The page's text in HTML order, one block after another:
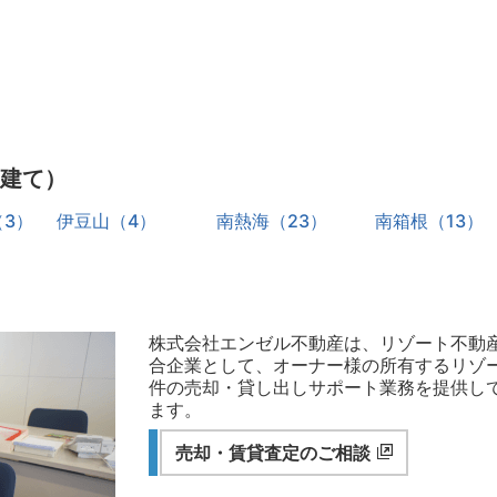
て）
） 伊豆山（4） 南熱海（23） 南箱根（13）
株式会社エンゼル不動産は、リゾート不動
合企業として、オーナー様の所有するリゾ
件の売却・貸し出しサポート業務を提供し
ます。
売却・賃貸査定のご相談